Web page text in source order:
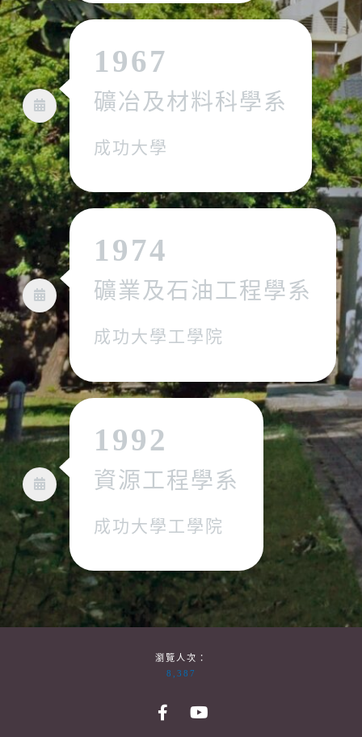
1967
礦冶及材料科學系
成功大學
1974
礦業及石油工程學系
成功大學工學院
1992
資源工程學系
成功大學工學院
瀏覽人次：
8,387